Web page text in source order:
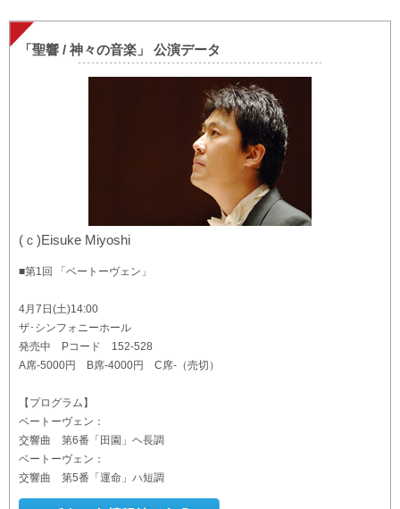
「聖響 / 神々の音楽」 公演データ
(ｃ)Eisuke Miyoshi
■第1回 「ベートーヴェン」
4月7日(土)14:00
ザ･シンフォニーホール
発売中 Pコード 152-528
A席-5000円 B席-4000円 C席-（売切）
【プログラム】
ベートーヴェン：
交響曲 第6番「田園」ヘ長調
ベートーヴェン：
交響曲 第5番「運命」ハ短調